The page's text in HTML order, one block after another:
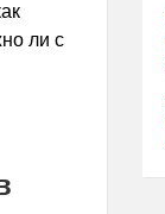
ли с